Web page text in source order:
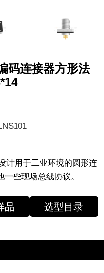
码连接器方形法
计用于工业环境的圆形连
些现场总线协议。
品 选型目录